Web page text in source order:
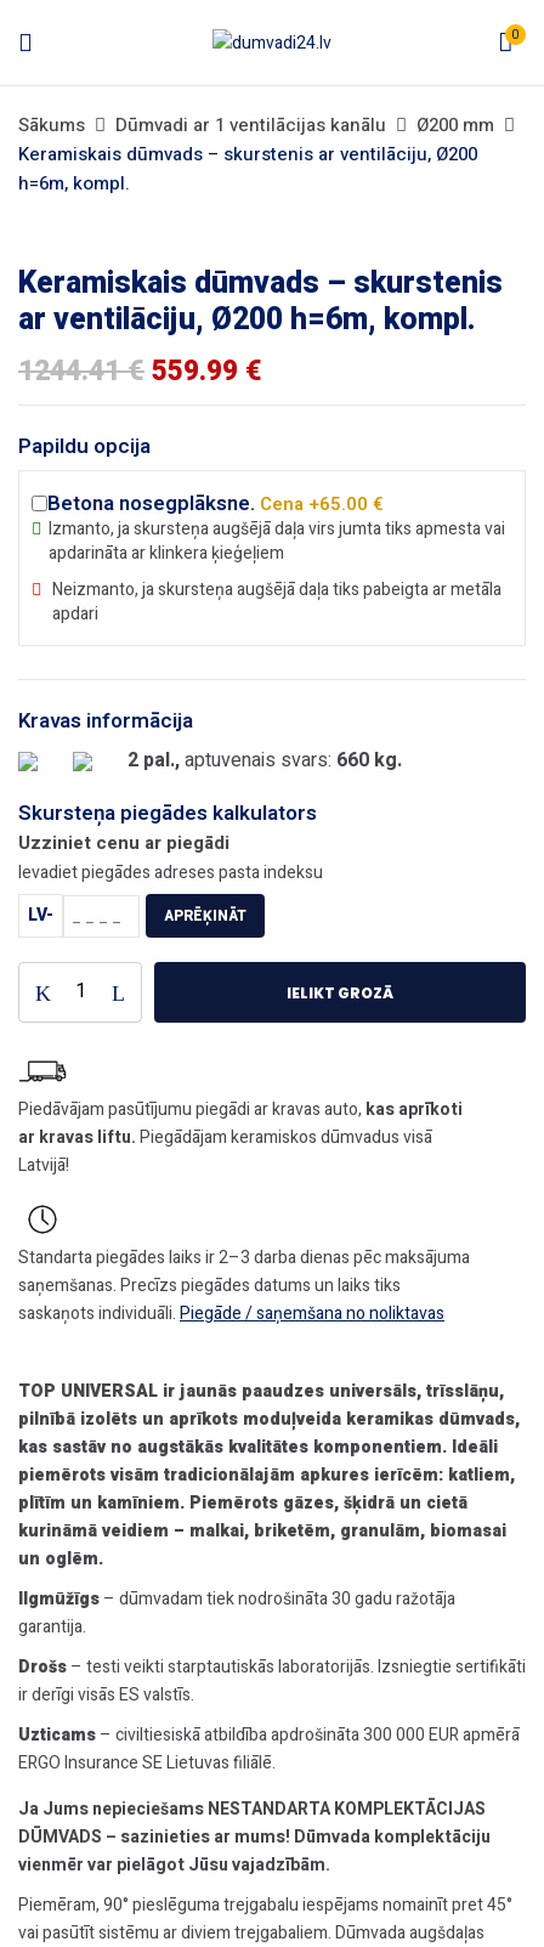
0
Sākums Dūmvadi ar 1 ventilācijas kanālu
Ø200 mm
Keramiskais dūmvads – skurstenis ar ventilāciju, Ø200
h=6m, kompl.
Keramiskais dūmvads – skurstenis
ar ventilāciju, Ø200 h=6m, kompl.
1244.41€559.99 €
Papildu opcija
Betona nosegplāksne. Cena +65.00 €
Izmanto, ja skursteņa augšējā daļa virs jumta tiks apmesta vai
apdarināta ar klinkera ķieģeļiem
Neizmanto, ja skursteņa augšējā daļa tiks pabeigta ar metāla
apdari
Kravas informācija
2 pal.,aptuvenais svars: 660 kg.
Skursteņa piegādes kalkulators
Uzziniet cenu ar piegādi
Ievadiet piegādes adreses pasta indeksu
LV-
APRĒĶINĀT
IELIKT GROZĀ
Piedāvājam pasūtījumu piegādi ar kravas auto, kas aprīkoti
ar kravas liftu.Piegādājam keramiskos dūmvadus visā
Latvijā!
Standarta piegādes laiks ir 2–3 darba dienas pēc maksājuma
saņemšanas. Precīzs piegādes datums un laiks tiks
saskaņots individuāli.Piegāde / saņemšana no noliktavas
TOP UNIVERSAL ir jaunās paaudzes universāls, trīsslāņu,
pilnībā izolēts un aprīkots moduļveida keramikas dūmvads,
kas sastāv no augstākās kvalitātes komponentiem. Ideāli
piemērots visām tradicionālajām apkures ierīcēm: katliem,
plītīm un kamīniem. Piemērots gāzes, šķidrā un cietā
kurināmā veidiem – malkai, briketēm, granulām, biomasai
un oglēm.
Ilgmūžīgs– dūmvadam tiek nodrošināta 30 gadu ražotāja
garantija.
Drošs– testi veikti starptautiskās laboratorijās. Izsniegtie sertifikāti
ir derīgi visās ES valstīs.
Uzticams– civiltiesiskā atbildība apdrošināta 300 000 EUR apmērā
ERGO Insurance SE Lietuvas filiālē.
Ja Jums nepieciešams NESTANDARTA KOMPLEKTĀCIJAS
DŪMVADS – sazinieties ar mums! Dūmvada komplektāciju
vienmēr var pielāgot Jūsu vajadzībām.
Piemēram, 90° pieslēguma trejgabalu iespējams nomainīt pret 45°
vai pasūtīt sistēmu ar diviem trejgabaliem. Dūmvada augšdaļas